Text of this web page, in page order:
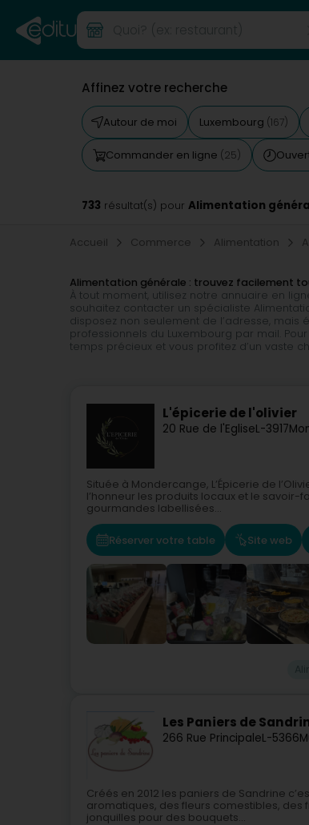
Affinez votre recherche
Autour de moi Luxembourg (167)
Commander en ligne (25)
733 résultat(s) pour Alimentation
Accueil Commerce Alimentation
Alimentation générale : trouvez facilement
À tout moment, utilisez notre annuaire en
souhaitez contacter un spécialiste
disposez non seulement de l’adresse,
professionnels du Luxembourg par mail.
temps précieux et vous profitez d’un vaste
L'épicerie de l'olivier
20 Rue de l'EgliseL-3917
Située à Mondercange, L’Épicerie de
l’honneur les produits locaux et le
gourmandes labellisées...
Réserver votre table Site web
Les Paniers de
266 Rue PrincipaleL-5366
Créés en 2012 les paniers de Sandrine
aromatiques, des fleurs comestibles, des
jonquilles pour des bouquets...